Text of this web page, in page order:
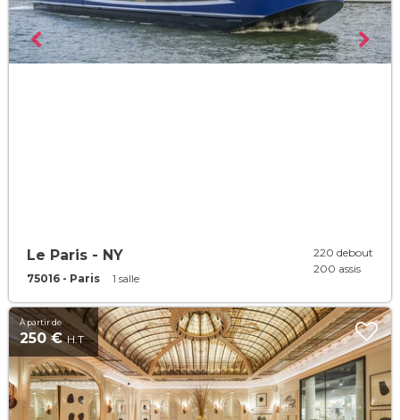
Le Paris - NY
75016 - Paris 1 salle
220 debout
200 assis
À partir de
250 €H.T